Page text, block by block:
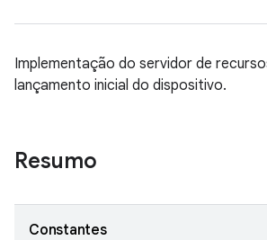
Implementação do servidor de
lançamento inicial do dispositivo.
Resumo
Constantes